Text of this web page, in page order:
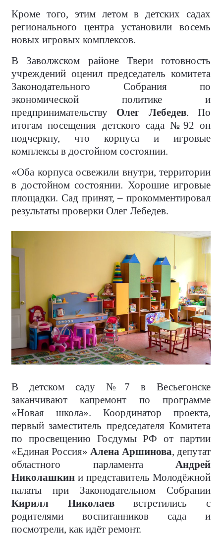
Кроме того, этим летом в детских садах
регионального центра установили восемь
новых игровых комплексов.
В Заволжском районе Твери готовность
учреждений оценил председатель комитета
Законодательного Собрания по
экономической политике и
предпринимательству Олег Лебедев. По
итогам посещения детского сада №92 он
подчеркну, что корпуса и игровые
комплексы в достойном состоянии.
«Оба корпуса освежили внутри, территории
в достойном состоянии. Хорошие игровые
площадки. Сад принят, – прокомментировал
результаты проверки Олег Лебедев.
В детском саду №7 в Весьегонске
заканчивают капремонт по программе
«Новая школа». Координатор проекта,
первый заместитель председателя Комитета
по просвещению Госдумы РФ от партии
«Единая Россия» Алена Аршинова, депутат
областного парламента Андрей
Николашкин и представитель Молодёжной
палаты при Законодательном Собрании
Кирилл Николаеввстретились с
родителями воспитанников сада и
посмотрели, как идёт ремонт.